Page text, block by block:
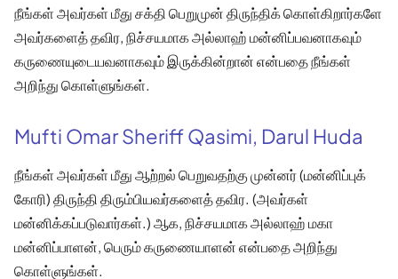
நீங்கள் அவர்கள் மீது சக்தி பெறுமுன் திருந்திக் கொள்கிறார்களே
அவர்களைத் தவிர, நிச்சயமாக அல்லாஹ் மன்னிப்பவனாகவும்
கருணையுடையவனாகவும் இருக்கின்றான் என்பதை நீங்கள்
அறிந்து கொள்ளுங்கள்.
Mufti Omar Sheriff Qasimi, Darul Huda
நீங்கள் அவர்கள் மீது ஆற்றல் பெறுவதற்கு முன்னர் (மன்னிப்புக்
கோரி) திருந்தி திரும்பியவர்களைத் தவிர. (அவர்கள்
மன்னிக்கப்படுவார்கள்.) ஆக, நிச்சயமாக அல்லாஹ் மகா
மன்னிப்பாளன், பெரும் கருணையாளன் என்பதை அறிந்து
கொள்ளுங்கள்.